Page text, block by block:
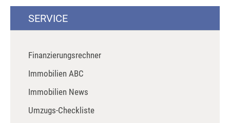
SERVICE
Finanzierungsrechner
Immobilien ABC
Immobilien News
Umzugs-Checkliste